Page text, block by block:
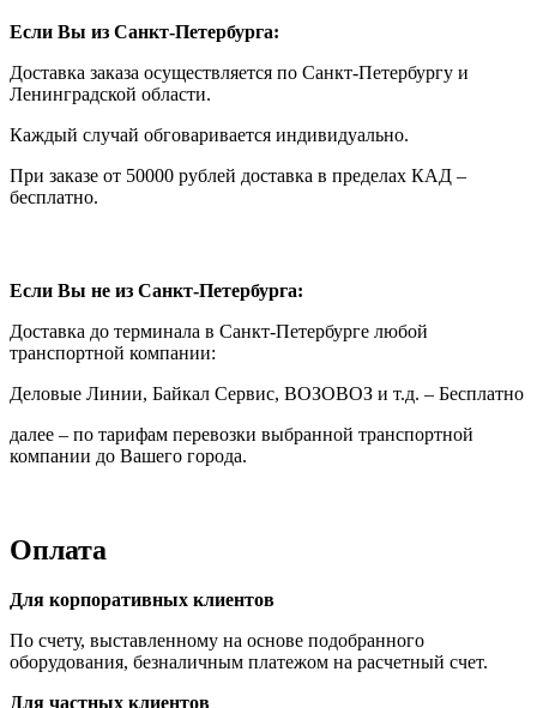
Если Вы из Санкт-Петербурга:
Доставка заказа осуществляется по Санкт-Петербургу и
Ленинградской области.
Каждый случай обговаривается индивидуально.
При заказе от 50000 рублей доставка в пределах КАД –
бесплатно.
Если Вы не из Санкт-Петербурга:
Доставка до терминала в Санкт-Петербурге любой
транспортной компании:
Деловые Линии, Байкал Сервис, ВОЗОВОЗ и т.д. – Бесплатно
далее – по тарифам перевозки выбранной транспортной
компании до Вашего города.
Оплата
Для корпоративных клиентов
По счету, выставленному на основе подобранного
оборудования, безналичным платежом на расчетный счет.
Для частных клиентов